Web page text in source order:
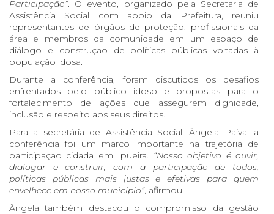
Participação”. O evento, organizado pela Secretaria de
Assistência Social com apoio da Prefeitura, reuniu
representantes de órgãos de proteção, profissionais da
área e membros da comunidade em um espaço de
diálogo e construção de políticas públicas voltadas à
população idosa.
Durante a conferência, foram discutidos os desafios
enfrentados pelo público idoso e propostas para o
fortalecimento de ações que assegurem dignidade,
inclusão e respeito aos seus direitos.
Para a secretária de Assistência Social, Ângela Paiva, a
conferência foi um marco importante na trajetória de
participação cidadã em Ipueira. “Nosso objetivo é ouvir,
dialogar e construir, com a participação de todos,
políticas públicas mais justas e efetivas para quem
envelhece em nosso município”, afirmou.
Ângela também destacou o compromisso da gestão